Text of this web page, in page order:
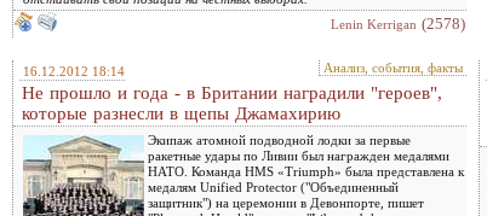
Lenin Kerrigan (2578)
16.12.2012 18:14 Анализ, события, факты
Не прошло и года - в Британии наградили "героев",
которые разнесли в щепы Джамахирию
Экипаж атомной подводной лодки за первые
ракетные удары по Ливии был награжден медалями
НАТО. Команда HMS «Triumph» была представлена к
медалям Unified Protector ("Объединенный
защитник") на церемонии в Девонпорте, пишет